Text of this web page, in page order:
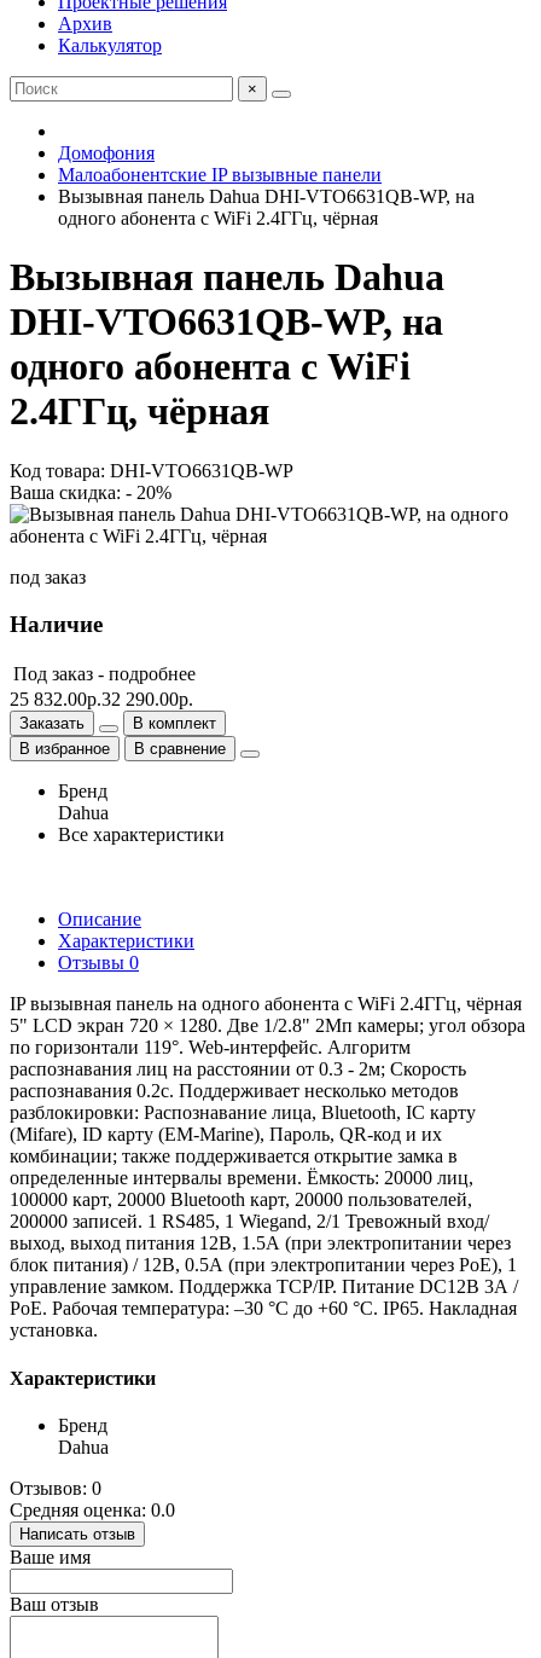
Архив
Калькулятор
×
Домофония
Малоабонентские IP вызывные панели
Вызывная панель Dahua DHI-VTO6631QB-WP, на
одного абонента с WiFi 2.4ГГц, чёрная
Вызывная панель Dahua
DHI-VTO6631QB-WP, на
одного абонента с WiFi
2.4ГГц, чёрная
Код товара: DHI-VTO6631QB-WP
Ваша скидка: - 20%
под заказ
Наличие
Под заказ - подробнее
25 832.00р.32 290.00р.
Заказать
В комплект
В избранное
В сравнение
Бренд
Dahua
Все характеристики
Описание
Характеристики
Отзывы 0
IP вызывная панель на одного абонента с WiFi 2.4ГГц, чёрная
5" LCD экран 720 × 1280. Две 1/2.8" 2Мп камеры; угол обзора
по горизонтали 119°. Web-интерфейс. Алгоритм
распознавания лиц на расстоянии от 0.3 - 2м; Скорость
распознавания 0.2с. Поддерживает несколько методов
разблокировки: Распознавание лица, Bluetooth, IC карту
(Mifare), ID карту (EM-Marine), Пароль, QR-код и их
комбинации; также поддерживается открытие замка в
определенные интервалы времени. Ёмкость: 20000 лиц,
100000 карт, 20000 Bluetooth карт, 20000 пользователей,
200000 записей. 1 RS485, 1 Wiegand, 2/1 Тревожный вход/
выход, выход питания 12В, 1.5А (при электропитании через
блок питания) / 12В, 0.5А (при электропитании через PoE), 1
управление замком. Поддержка TCP/IP. Питание DC12В 3А /
PoE. Рабочая температура: –30 °C до +60 °C. IP65. Накладная
установка.
Характеристики
Бренд
Dahua
Отзывов: 0
Средняя оценка: 0.0
Написать отзыв
Ваше имя
Ваш отзыв